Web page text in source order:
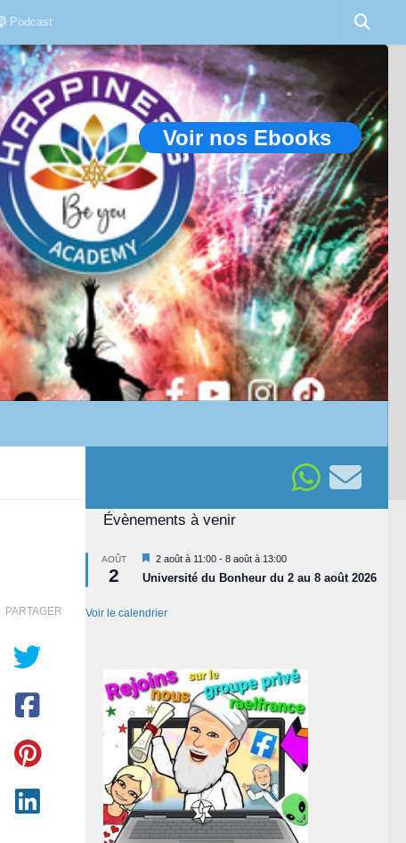
Podcast
Voir nos Ebooks
PARTAGER
Évènements à venir
AOÛT
2
Mis
en
avant
2 août à 11:00 - 8 août à 13:00
Université du Bonheur du 2 au 8 août 2026
Voir le calendrier